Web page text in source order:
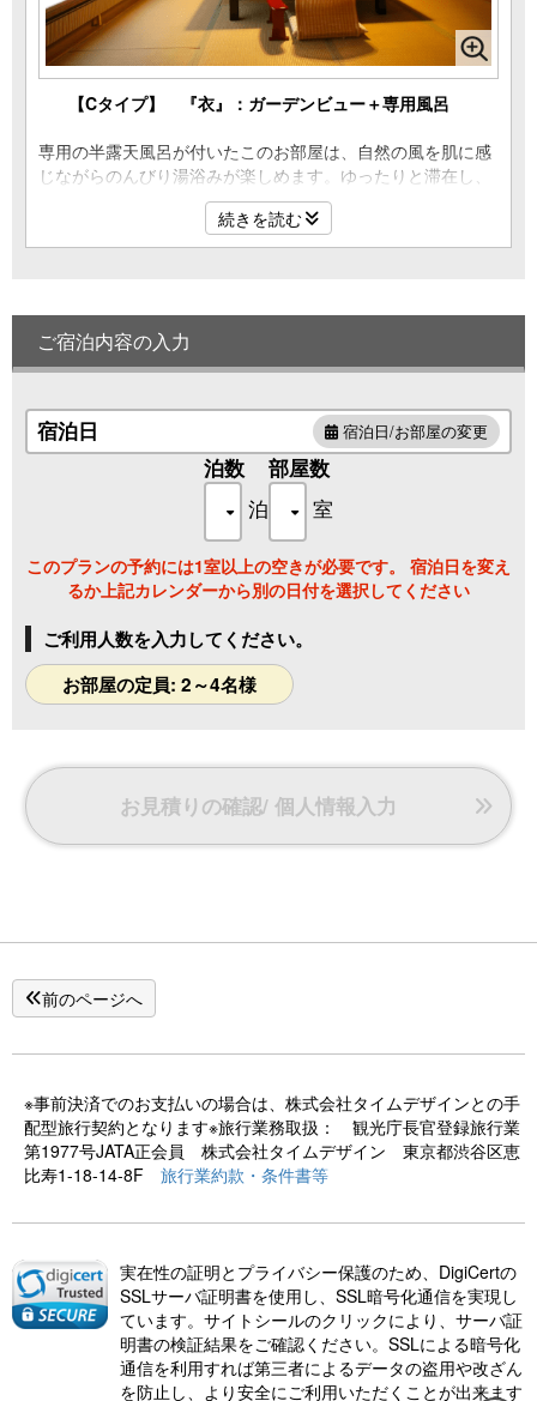
【Cタイプ】 『衣』：ガーデンビュー＋専用風呂
専用の半露天風呂が付いたこのお部屋は、自然の風を肌に感
じながらのんびり湯浴みが楽しめます。ゆったりと滞在し、
好きなときにいつでも気兼ねなく入浴できます。 四季の移ろ
いを感じる中庭に面したお部屋です。
続きを読む
ご宿泊内容の入力
宿泊日 宿泊日/お部屋の変更
泊数
泊
部屋数
室
このプランの予約には1室以上の空きが必要です。 宿泊日を変え
るか上記カレンダーから別の日付を選択してください
ご利用人数を入力してください。
お部屋の定員: 2～4名様
お見積りの確認/ 個人情報入力
前のページへ
※事前決済でのお支払いの場合は、株式会社タイムデザインとの手
配型旅行契約となります※旅行業務取扱： 観光庁長官登録旅行業
第1977号JATA正会員 株式会社タイムデザイン 東京都渋谷区恵
比寿1-18-14-8F 旅行業約款・条件書等
実在性の証明とプライバシー保護のため、DigiCertの
SSLサーバ証明書を使用し、SSL暗号化通信を実現し
ています。サイトシールのクリックにより、サーバ証
明書の検証結果をご確認ください。SSLによる暗号化
通信を利用すれば第三者によるデータの盗用や改ざん
を防止し、より安全にご利用いただくことが出来ます